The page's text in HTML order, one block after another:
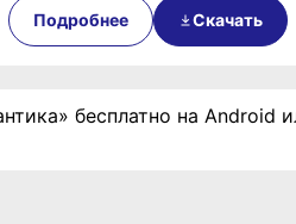
Подробнее Скачать
бесплатно на Android